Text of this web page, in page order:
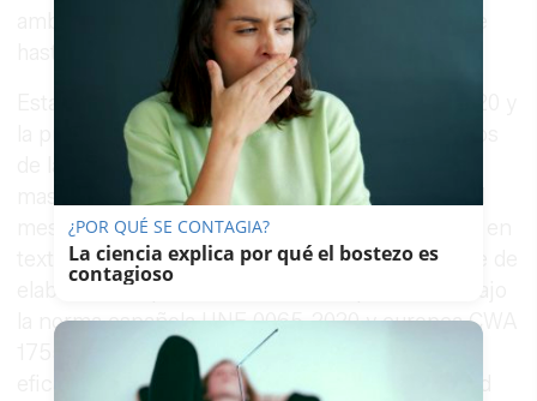
ambiente, al apostar por una prenda reutilizable
Esta mejora empezó a aplicarse a finales de 2020 y
la previsión es que los más de 95.000 empleados
de la compañía disfruten de estas nuevas
mascarillas corporativas antes de que finalice el
mes de mayo. El Proveedor Totaler especialista en
textiles para bebé, Cambrass, es el responsable de
elaborar este producto certificado por AITEX bajo
la norma española UNE 0065-2020 y europea CWA
17553:2020, caracterizado además por su alta
eficacia de filtración del 99% y su alta capacidad
¿POR QUÉ SE CONTAGIA?
La ciencia explica por qué el bostezo es
contagioso